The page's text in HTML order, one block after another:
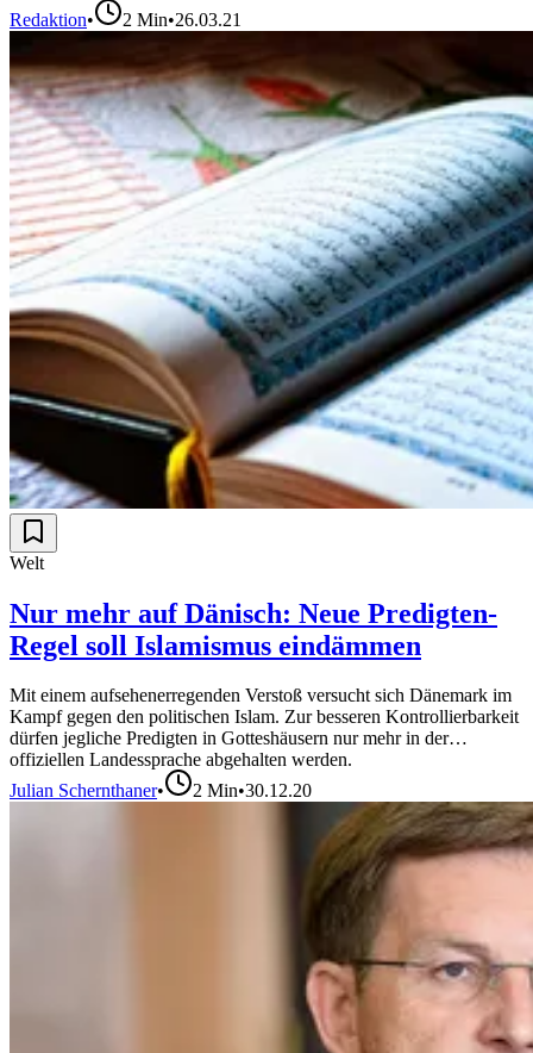
Redaktion• 2 Min•26.03.21
Welt
Nur mehr auf Dänisch: Neue Predigten-
Regel soll Islamismus eindämmen
Mit einem aufsehenerregenden Verstoß versucht sich Dänemark im
Kampf gegen den politischen Islam. Zur besseren Kontrollierbarkeit
dürfen jegliche Predigten in Gotteshäusern nur mehr in der
offiziellen Landessprache abgehalten werden.
Julian Schernthaner• 2 Min•30.12.20